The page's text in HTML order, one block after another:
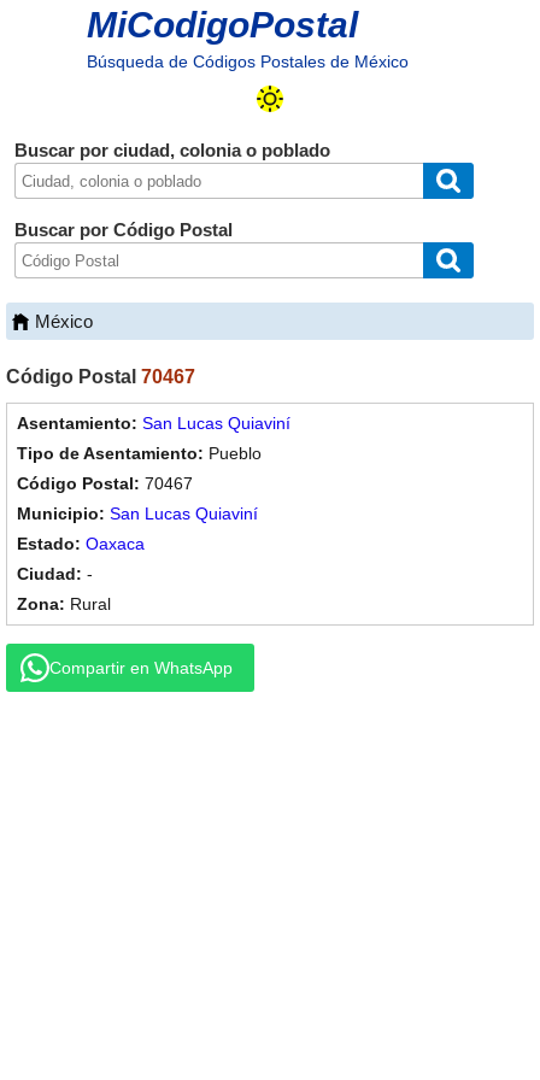
MiCodigoPostal
Búsqueda de Códigos Postales de México
Buscar por ciudad, colonia o poblado
Buscar por Código Postal
México
Código Postal 70467
San Lucas Quiaviní
Pueblo
70467
San Lucas Quiaviní
Oaxaca
-
Rural
Compartir en WhatsApp